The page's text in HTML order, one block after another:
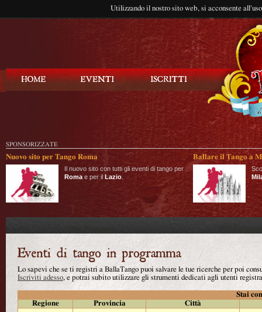
Utilizzando il nostro sito web, si acconsente
SPONSORIZZATE
Nuovo sito per Tango Roma
Il nuovo sito con tutti gli eventi di tango per
Roma e per il Lazio
Ballare il Tango a
Lo sapevi che se ti registri a BallaTango puoi salvare le tue ricerche per poi
Iscriviti adesso, e potrai subito utilizzare gli strumenti dedicati agli utenti
Stai
Regione
Provincia
Città